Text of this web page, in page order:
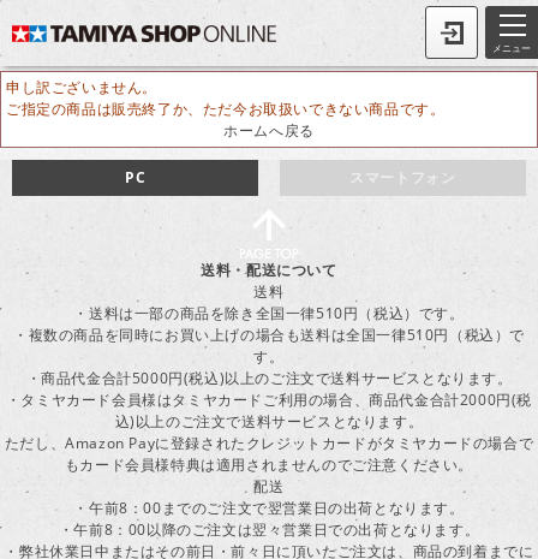
メニュー
申し訳ございません。
ご指定の商品は販売終了か、ただ今お取扱いできない商品です。
ホームへ戻る
スマートフォン
PC
送料・配送について
送料
・送料は一部の商品を除き全国一律510円（税込）です。
・複数の商品を同時にお買い上げの場合も送料は全国一律510円（税込）で
す。
・商品代金合計5000円(税込)以上のご注文で送料サービスとなります。
・タミヤカード会員様はタミヤカードご利用の場合、商品代金合計2000円(税
込)以上のご注文で送料サービスとなります。
ただし、Amazon Payに登録されたクレジットカードがタミヤカードの場合で
もカード会員様特典は適用されませんのでご注意ください。
配送
・午前8：00までのご注文で翌営業日の出荷となります。
・午前8：00以降のご注文は翌々営業日での出荷となります。
・弊社休業日中またはその前日・前々日に頂いたご注文は、商品の到着までに